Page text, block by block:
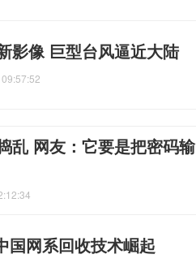
影像 巨型台风逼近大陆
乱 网友：它要是把密码输
国网系回收技术崛起